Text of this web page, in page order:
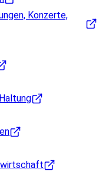
Konzerte,